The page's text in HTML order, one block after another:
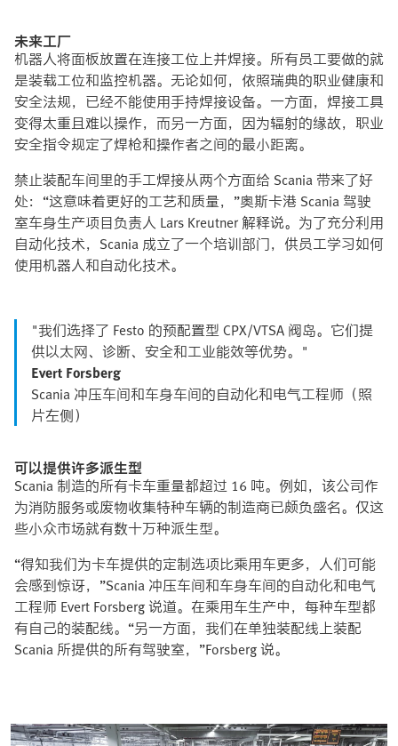
未来工厂
机器人将面板放置在连接工位上并焊接。所有员工要做的就
是装载工位和监控机器。无论如何，依照瑞典的职业健康和
安全法规，已经不能使用手持焊接设备。一方面，焊接工具
变得太重且难以操作，而另一方面，因为辐射的缘故，职业
安全指令规定了焊枪和操作者之间的最小距离。
禁止装配车间里的手工焊接从两个方面给 Scania 带来了好
处：“这意味着更好的工艺和质量，”奥斯卡港 Scania 驾驶
室车身生产项目负责人 Lars Kreutner 解释说。为了充分利用
自动化技术，Scania 成立了一个培训部门，供员工学习如何
使用机器人和自动化技术。
"我们选择了 Festo 的预配置型 CPX/VTSA 阀岛。它们提
供以太网、诊断、安全和工业能效等优势。"
Evert Forsberg
Scania 冲压车间和车身车间的自动化和电气工程师（照
片左侧）
可以提供许多派生型
Scania 制造的所有卡车重量都超过 16 吨。例如，该公司作
为消防服务或废物收集特种车辆的制造商已颇负盛名。仅这
些小众市场就有数十万种派生型。
“得知我们为卡车提供的定制选项比乘用车更多，人们可能
会感到惊讶，”Scania 冲压车间和车身车间的自动化和电气
工程师 Evert Forsberg 说道。在乘用车生产中，每种车型都
有自己的装配线。“另一方面，我们在单独装配线上装配
Scania 所提供的所有驾驶室，”Forsberg 说。